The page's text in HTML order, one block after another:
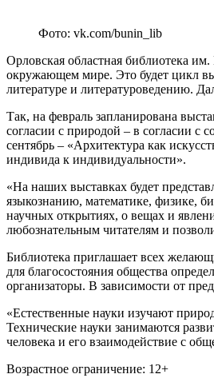
Фото: vk.com/bunin_lib
Орловская областная библиотека
окружающем мире. Это будет цикл
литературе и литературоведению.
Так, на февраль запланирована
согласии с природой – в согласии с
сентябрь – «Архитектура как
индивида к индивидуальности».
«На наших выставках будет
языкознанию, математике, физике,
научных открытиях, о вещах и
любознательным читателям и
Библиотека приглашает всех
для благосостояния общества
организаторы. В зависимости от
«Естественные науки изучают
Технические науки занимаются
человека и его взаимодействие с
Возрастное ограничение: 12+